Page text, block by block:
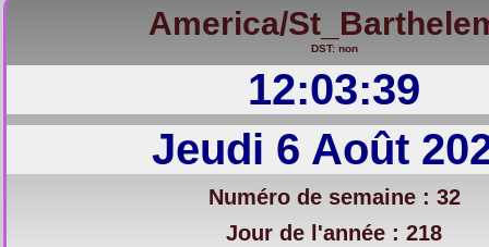
America/
DST: non
12:03:40
Jeudi 6 Août
Numéro de semaine : 32
Jour de l'année : 218